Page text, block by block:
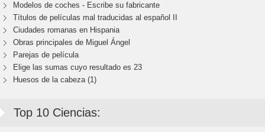
Modelos de coches - Escribe su fabricante
Títulos de películas mal traducidas al español II
Ciudades romanas en Hispania
Obras principales de Miguel Ángel
Parejas de película
Elige las sumas cuyo resultado es 23
Huesos de la cabeza (1)
Top 10 Ciencias: